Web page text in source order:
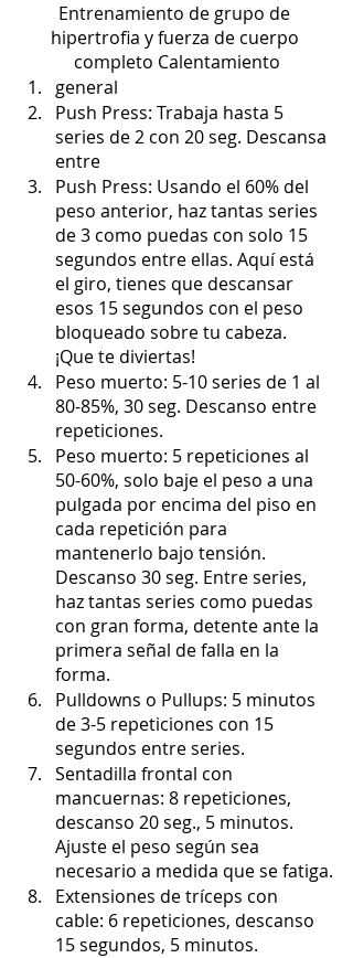
Entrenamiento de grupo de
hipertrofia y fuerza de cuerpo
completo Calentamiento
general
Push Press: Trabaja hasta 5
series de 2 con 20 seg. Descansa
entre
Push Press: Usando el 60% del
peso anterior, haz tantas series
de 3 como puedas con solo 15
segundos entre ellas. Aquí está
el giro, tienes que descansar
esos 15 segundos con el peso
bloqueado sobre tu cabeza.
¡Que te diviertas!
Peso muerto: 5-10 series de 1 al
80-85%, 30 seg. Descanso entre
repeticiones.
Peso muerto: 5 repeticiones al
50-60%, solo baje el peso a una
pulgada por encima del piso en
cada repetición para
mantenerlo bajo tensión.
Descanso 30 seg. Entre series,
haz tantas series como puedas
con gran forma, detente ante la
primera señal de falla en la
forma.
Pulldowns o Pullups: 5 minutos
de 3-5 repeticiones con 15
segundos entre series.
Sentadilla frontal con
mancuernas: 8 repeticiones,
descanso 20 seg., 5 minutos.
Ajuste el peso según sea
necesario a medida que se fatiga.
Extensiones de tríceps con
cable: 6 repeticiones, descanso
15 segundos, 5 minutos.